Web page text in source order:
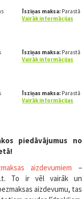
Īsziņas maksa:Parastā
Vairāk informācijas
Īsziņas maksa: Parastā
Vairāk informācijas
Īsziņas maksa: Parastā
Vairāk informācijas
piedāvājumus no
aizdevumiem –
To ir vēl vairāk un
aizdevumu, tas